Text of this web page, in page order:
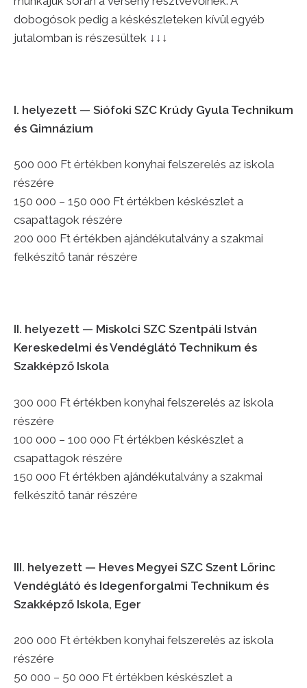
dobogósok pedig a késkészleteken kívül egyéb
jutalomban is részesültek ↓↓↓
I. helyezett — Siófoki SZC Krúdy Gyula Technikum
és Gimnázium
500 000 Ft értékben konyhai felszerelés az iskola
részére
150 000 – 150 000 Ft értékben késkészlet a
csapattagok részére
200 000 Ft értékben ajándékutalvány a szakmai
felkészítő tanár részére
II. helyezett — Miskolci SZC Szentpáli István
Kereskedelmi és Vendéglátó Technikum és
Szakképző Iskola
300 000 Ft értékben konyhai felszerelés az iskola
részére
100 000 – 100 000 Ft értékben késkészlet a
csapattagok részére
150 000 Ft értékben ajándékutalvány a szakmai
felkészítő tanár részére
III. helyezett — Heves Megyei SZC Szent Lőrinc
Vendéglátó és Idegenforgalmi Technikum és
Szakképző Iskola, Eger
200 000 Ft értékben konyhai felszerelés az iskola
részére
50 000 – 50 000 Ft értékben késkészlet a